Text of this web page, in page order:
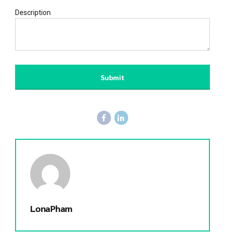
Description
Submit
LonaPham